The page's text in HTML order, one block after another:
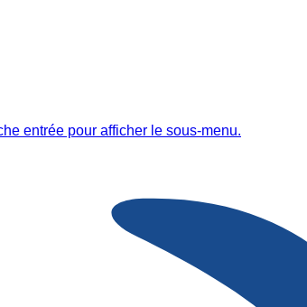
entrée pour afficher le sous-menu.